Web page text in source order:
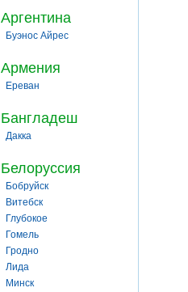
Аргентина
Буэнос Айрес
Армения
Ереван
Бангладеш
Дакка
Белоруссия
Бобруйск
Витебск
Глубокое
Гомель
Гродно
Лида
Минск